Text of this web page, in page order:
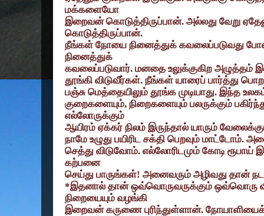
மக்களையோ
இறைவன் கொடுத்திருப்பான். அல்லது வேறு
கொடுத்திருப்பான்.
நீங்கள் நோயை நினைத்துக் கவலைப்படுவது
நினைத்துக்
கவலைப்படுவார். மனதை உலுக்குகிற அழுத்தம்
தூங்கி விடுவீர்கள். நீங்கள் யாரைப் பார்த்து
பஞ்சு மெத்தையிலும் தூங்க முடியாது. இந்த
குறைகளையும், நிறைகளையும் பலருக்கும்
எல்லோருக்கும்
ஆயிரம் ஏக்கர் நிலம் இருந்தால் யாரும்
நாமே உழுது பயிரிட சக்தி பெறவும் மாட்டோம்.
செத்து விடுவோம். எல்லோரிடமும் கோடி ரூபாய்
கற்பனை
செய்து பாருங்கள்! அனைவரும் அழிவது தான்
*இதனால் தான் ஒவ்வொருவருக்கும் ஒவ்வொரு
நிறையையும் வழங்கி
இறைவன் கருணை புரிந்துள்ளான்.